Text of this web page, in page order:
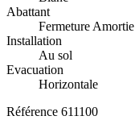
Abattant
Fermeture Amortie
Installation
Au sol
Evacuation
Horizontale
Référence 611100